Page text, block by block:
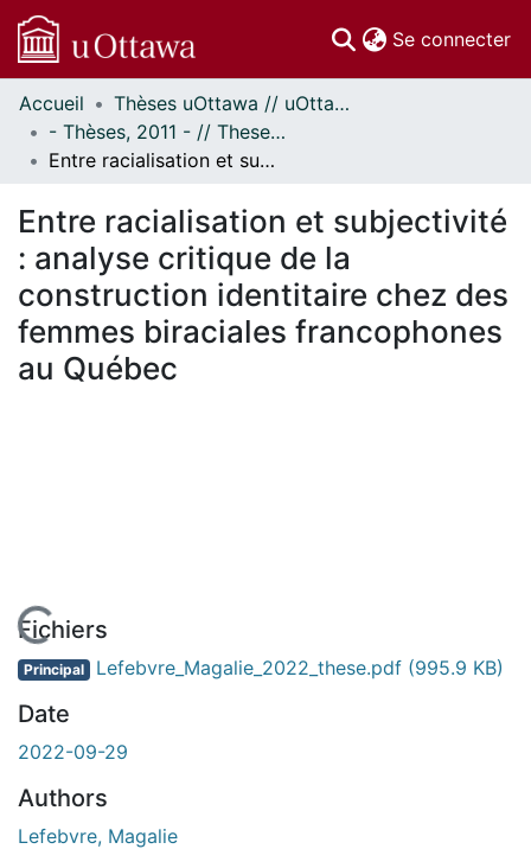
Se connecter
Communautés
et collections
Parcourir
À propos
Accueil
Thèses uOttawa // uOttawa Theses
- Thèses, 2011 - // Theses, 2011 -
Entre racialisation et subjectivité : analyse critique de la construction identitaire chez des femmes biraciales francophones au Québec
Entre racialisation et subjectivité
: analyse critique de la
construction identitaire chez des
femmes biraciales francophones
au Québec
En cours de chargement...
Fichiers
Principal Lefebvre_Magalie_2022_these.pdf (995.9 KB)
Date
2022-09-29
Authors
Lefebvre, Magalie